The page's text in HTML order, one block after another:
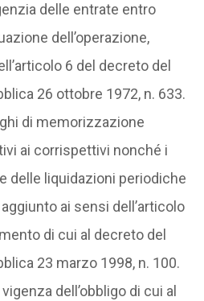
delle entrate entro
dell’operazione,
6 del decreto del
26 ottobre 1972, n. 633.
di memorizzazione
ai corrispettivi nonché i
delle liquidazioni periodiche
ai sensi dell’articolo
di cui al decreto del
23 marzo 1998, n. 100.
dell’obbligo di cui al